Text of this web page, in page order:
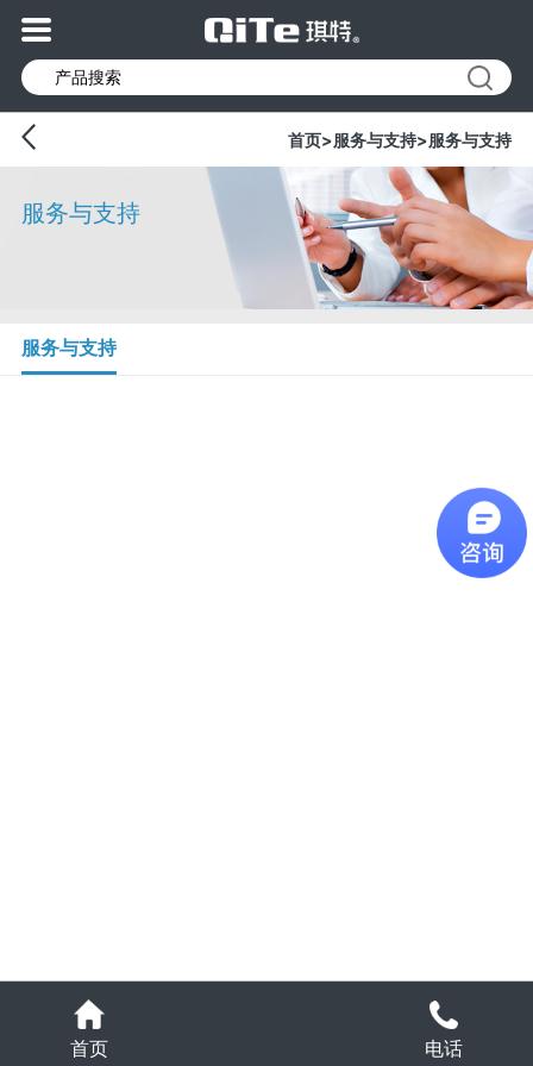
首页>服务与支持>服务与支持
服务与支持
服务与支持
首页 电话